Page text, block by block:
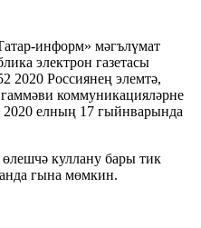
информ» мәгълүмат
электрон газетасы
2020 Россиянең элемтә,
коммуникацияләрне
2020 елның 17 гыйнварында
куллану бары тик
гына мөмкин.